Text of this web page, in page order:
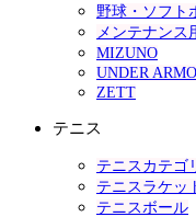
野球・ソフト
メンテナンス
MIZUNO
UNDER
ZETT
テニス
テニスカテゴ
テニスラケッ
テニスボール